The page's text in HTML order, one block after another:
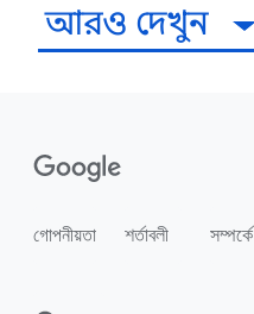
আরও দেখুন
গোপনীয়তা শর্তাবলী সম্পর্কে